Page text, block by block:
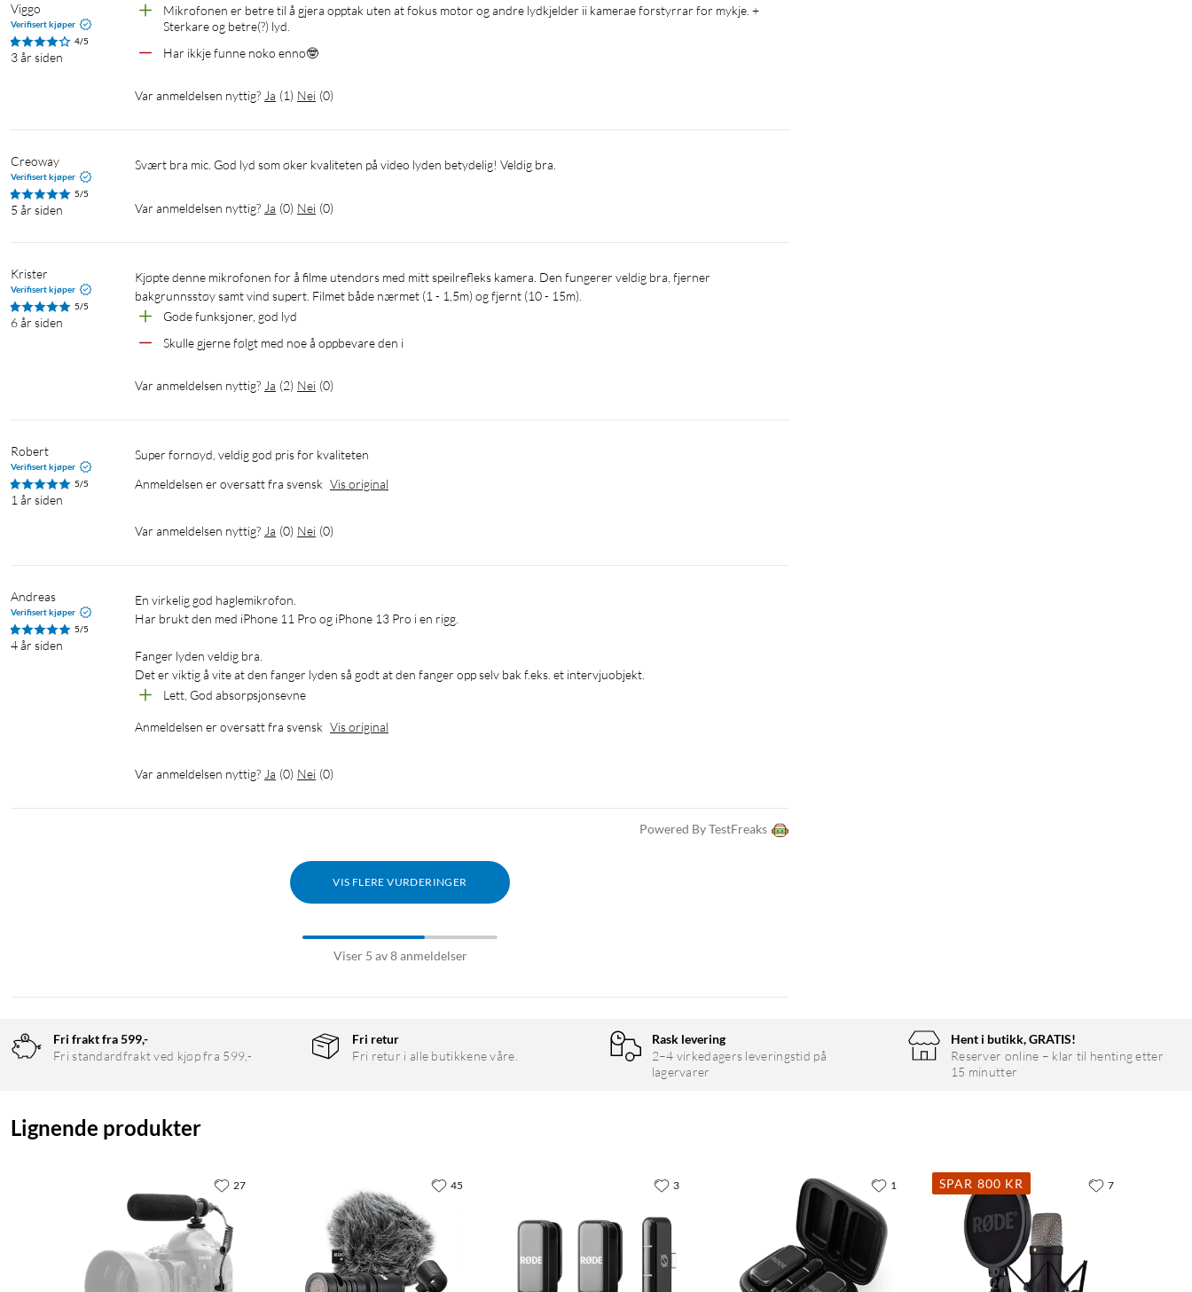
Viggo
Verifisert kjøper
4/5
3 år siden
Mikrofonen er betre til å gjera opptak uten at fokus motor og andre lydkjelder ii kamerae forstyrrar for mykje. +
Sterkare og betre(?) lyd.
Har ikkje funne noko enno🤓
Var anmeldelsen nyttig? Ja (1) Nei (0)
Creoway
Verifisert kjøper
5/5
5 år siden
Svært bra mic. God lyd som øker kvaliteten på video lyden betydelig! Veldig bra.
Var anmeldelsen nyttig? Ja (0) Nei (0)
Krister
Verifisert kjøper
5/5
6 år siden
Kjøpte denne mikrofonen for å filme utendørs med mitt speilrefleks kamera. Den fungerer veldig bra, fjerner
bakgrunnsstøy samt vind supert. Filmet både nærmet (1 - 1,5m) og fjernt (10 - 15m).
Gode funksjoner, god lyd
Skulle gjerne følgt med noe å oppbevare den i
Var anmeldelsen nyttig? Ja (2) Nei (0)
Robert
Verifisert kjøper
5/5
1 år siden
Super fornøyd, veldig god pris for kvaliteten
Anmeldelsen er oversatt fra svensk Vis original
Var anmeldelsen nyttig? Ja (0) Nei (0)
Andreas
Verifisert kjøper
5/5
4 år siden
En virkelig god haglemikrofon.
Har brukt den med iPhone 11 Pro og iPhone 13 Pro i en rigg.
Fanger lyden veldig bra.
Det er viktig å vite at den fanger lyden så godt at den fanger opp selv bak f.eks. et intervjuobjekt.
Lett, God absorpsjonsevne
Anmeldelsen er oversatt fra svensk Vis original
Var anmeldelsen nyttig? Ja (0) Nei (0)
Powered By TestFreaks
VIS FLERE VURDERINGER
Viser 5 av 8 anmeldelser
Fri frakt fra 599,-
Fri standardfrakt ved kjøp fra 599,-
Fri retur
Fri retur i alle butikkene våre.
Rask levering
2–4 virkedagers leveringstid på
lagervarer
Hent i butikk, GRATIS!
Reserver online – klar til henting etter
15 minutter
Lignende produkter
27 45 3 1 SPAR 800 KR 7